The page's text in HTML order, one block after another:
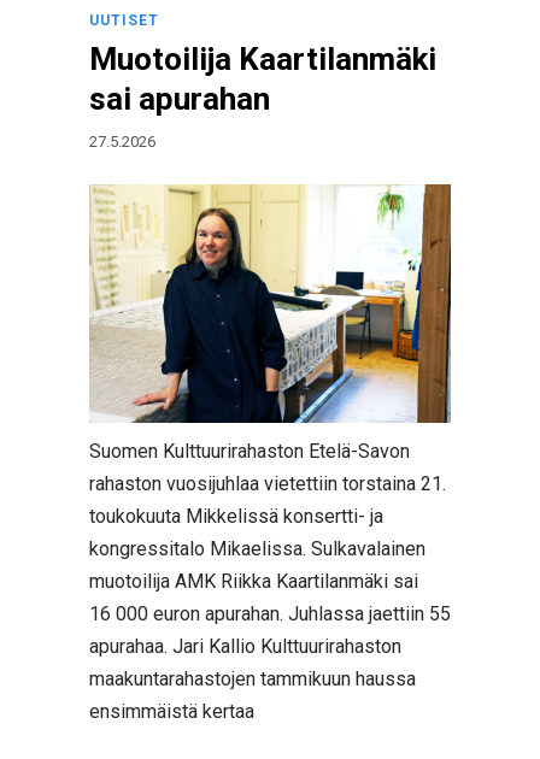
UUTISET
Muotoilija Kaartilanmäki
sai apurahan
27.5.2026
Suomen Kulttuurirahaston Etelä-Savon
rahaston vuosijuhlaa vietettiin torstaina 21.
toukokuuta Mikkelissä konsertti- ja
kongressitalo Mikaelissa. Sulkavalainen
muotoilija AMK Riikka Kaartilanmäki sai
16 000 euron apurahan. Juhlassa jaettiin 55
apurahaa. Jari Kallio Kulttuurirahaston
maakuntarahastojen tammikuun haussa
ensimmäistä kertaa